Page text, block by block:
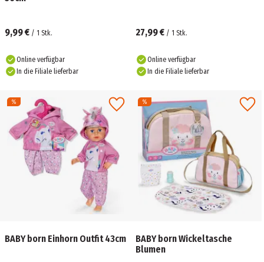
9,99 € / 1 Stk.
Online verfügbar
In die Filiale lieferbar
27,99 € / 1 Stk.
Online verfügbar
In die Filiale lieferbar
BABY born Einhorn Outfit 43cm
BABY born Wickeltasche
Blumen